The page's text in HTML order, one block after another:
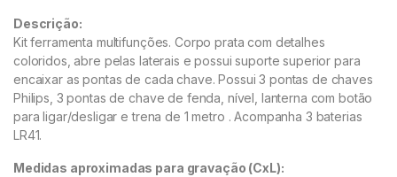
Descrição:
Kit ferramenta multifunções. Corpo prata com detalhes
coloridos, abre pelas laterais e possui suporte superior para
encaixar as pontas de cada chave. Possui 3 pontas de chaves
Philips, 3 pontas de chave de fenda, nível, lanterna com botão
para ligar/desligar e trena de 1 metro . Acompanha 3 baterias
LR41.
Medidas aproximadas para gravação (CxL):